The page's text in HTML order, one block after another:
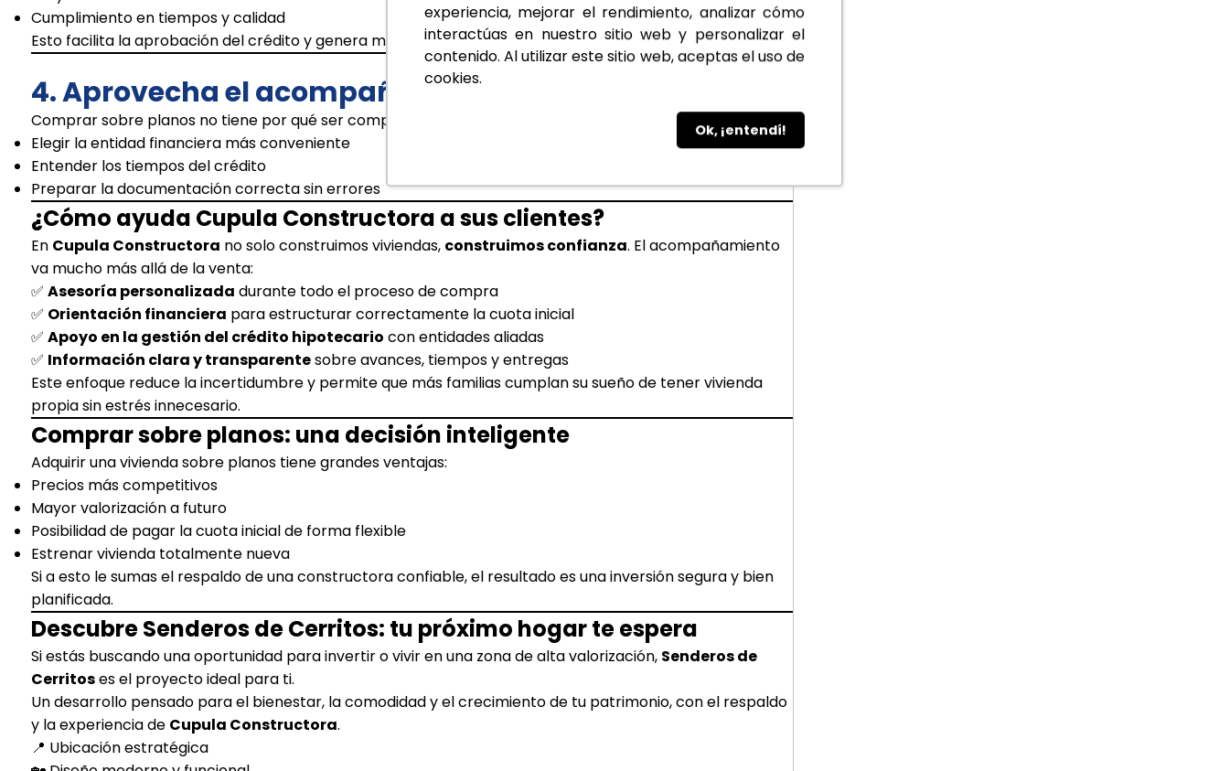
experiencia, mejorar el rendimiento, analizar cómo
interactúas en nuestro sitio web y personalizar el
contenido. Al utilizar este sitio web, aceptas el uso de
cookies.
Ok, ¡entendí!
Cumplimiento en tiempos y calidad
Esto facilita la aprobación del crédito y genera mayor tranquilidad para el comprador.
4. Aprovecha el acompañamiento especializado
Comprar sobre planos no tiene por qué ser complicado. Con el acompañamiento adecuado puedes:
Elegir la entidad financiera más conveniente
Entender los tiempos del crédito
Preparar la documentación correcta sin errores
¿Cómo ayuda Cupula Constructora a sus clientes?
En Cupula Constructora no solo construimos viviendas, construimos confianza. El acompañamiento
va mucho más allá de la venta:
✅ Asesoría personalizada durante todo el proceso de compra
✅ Orientación financiera para estructurar correctamente la cuota inicial
✅ Apoyo en la gestión del crédito hipotecario con entidades aliadas
✅ Información clara y transparentesobre avances, tiempos y entregas
Este enfoque reduce la incertidumbre y permite que más familias cumplan su sueño de tener vivienda
propia sin estrés innecesario.
Comprar sobre planos: una decisión inteligente
Adquirir una vivienda sobre planos tiene grandes ventajas:
Precios más competitivos
Mayor valorización a futuro
Posibilidad de pagar la cuota inicial de forma flexible
Estrenar vivienda totalmente nueva
Si a esto le sumas el respaldo de una constructora confiable, el resultado es una inversión segura y bien
planificada.
Descubre Senderos de Cerritos: tu próximo hogar te espera
Si estás buscando una oportunidad para invertir o vivir en una zona de alta valorización, Senderos de
Cerritoses el proyecto ideal para ti.
Un desarrollo pensado para el bienestar, la comodidad y el crecimiento de tu patrimonio, con el respaldo
y la experiencia de Cupula Constructora.
📍 Ubicación estratégica